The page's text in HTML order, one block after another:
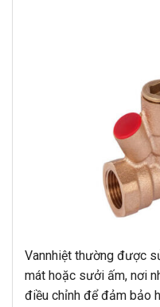
Vannhiệt thường được
mát hoặc sưởi ấm, nơi
điều chỉnh để đảm bảo